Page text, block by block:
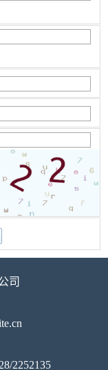
司
2252135